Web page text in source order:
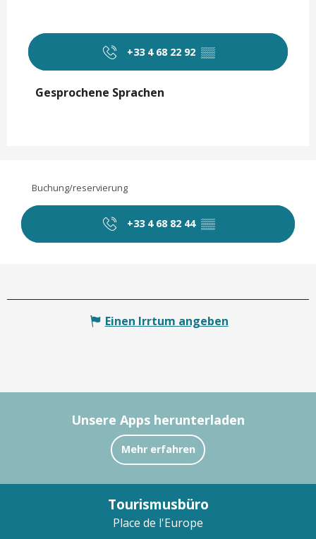
+33 4 68 22 92 ▒▒
Gesprochene Sprachen
Gesprochene Sprachen
Buchung/reservierung
+33 4 68 82 44 ▒▒
Einen Irrtum angeben
Unsere Apps herunterladen
Mehr erfahren
Tourismusbüro
Place de l'Europe